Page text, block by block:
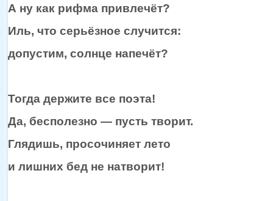
А ну как рифма привлечёт?
Иль, что серьёзное случится:
допустим, солнце напечёт?
Тогда держите все поэта!
Да, бесполезно — пусть творит.
Глядишь, просочиняет лето
и лишних бед не натворит!